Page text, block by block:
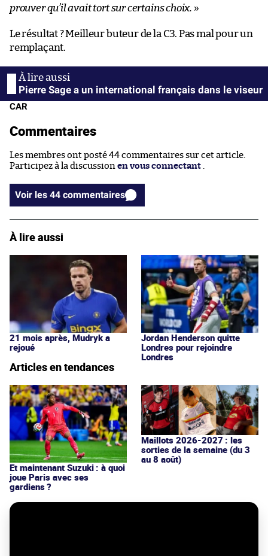
prouver qu’il avait tort sur certains choix. »
Le résultat ? Meilleur buteur de la C3. Pas mal pour un
remplaçant.
Pierre Sage a un international français dans le viseur
CAR
Commentaires
Les membres ont posté 44 commentaires sur cet article.
Participez à la discussion en vous connectant
Voir les 44 commentaires
À lire aussi
21 mois après, Mudryk a
rejoué
Jordan Henderson quitte
Londres pour rejoindre
Londres
Articles en tendances
Et maintenant Suzuki : à quoi
joue Paris avec ses
gardiens ?
Maillots 2026-2027 : les
sorties de la semaine (du 3
au 8 août)